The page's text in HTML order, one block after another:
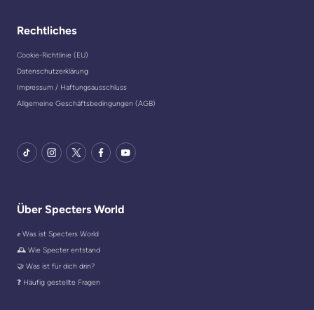
Rechtliches
Cookie-Richtlinie (EU)
Datenschutzerklärung
Impressum / Haftungsausschluss
Allgemeine Geschäftsbedingungen (AGB)
TikTokInstagram
X FacebookYouTube
Über Specters World
✊ Was ist Specters World
🕰️ Wie Specter entstand
🤝 Was ist für dich drin?
❓ Häufig gestellte Fragen